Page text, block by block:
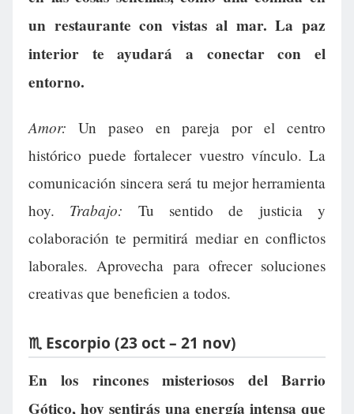
un restaurante con vistas al mar. La paz
interior te ayudará a conectar con el
entorno.
Amor: Un paseo en pareja por el centro
histórico puede fortalecer vuestro vínculo. La
comunicación sincera será tu mejor herramienta
hoy. Trabajo: Tu sentido de justicia y
colaboración te permitirá mediar en conflictos
laborales. Aprovecha para ofrecer soluciones
creativas que beneficien a todos.
♏ Escorpio (23 oct – 21 nov)
En los rincones misteriosos del Barrio
Gótico, hoy sentirás una energía intensa que